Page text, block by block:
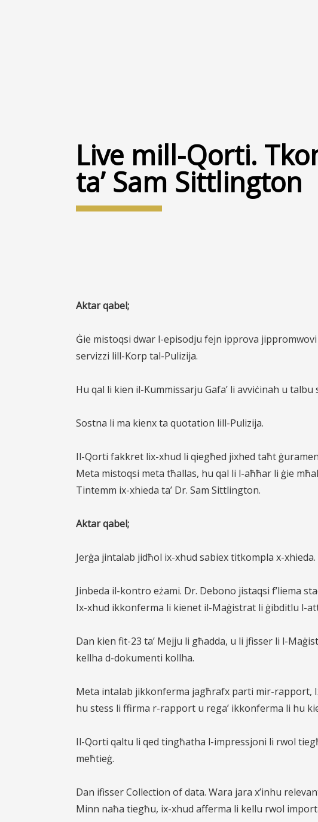
Live mill-Qorti.
ta’ Sam Sittlington
Aktar qabel;
Ġie mistoqsi dwar l-episodju fejn ipprova
servizzi lill-Korp tal-Pulizija.
Hu qal li kien il-Kummissarju Gafa’ li avviċinah u
Sostna li ma kienx ta quotation lill-Pulizija.
Il-Qorti fakkret lix-xhud li qiegħed jixhed taħt
Meta mistoqsi meta tħallas, hu qal li l-aħħar li ġie
Tintemm ix-xhieda ta’ Dr. Sam Sittlington.
Aktar qabel;
Jerġa jintalab jidħol ix-xhud sabiex titkompla x-xhieda.
Jinbeda il-kontro eżami. Dr. Debono jistaqsi f’liema
Ix-xhud ikkonferma li kienet il-Maġistrat li ġibditlu l-
Dan kien fit-23 ta’ Mejju li għadda, u li jfisser li l-
kellha d-dokumenti kollha.
Meta intalab jikkonferma jagħrafx parti mir-rapport,
hu stess li ffirma r-rapport u rega’ ikkonferma li hu
Il-Qorti qaltu li qed tingħatha l-impressjoni li rwol
meħtieġ.
Dan ifisser Collection of data. Wara jara x’inhu
Minn naħa tiegħu, ix-xhud afferma li kellu rwol